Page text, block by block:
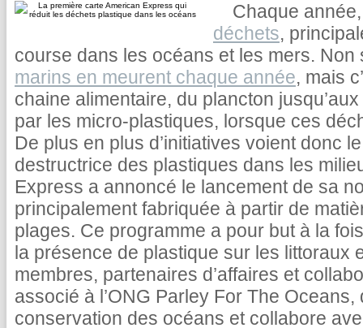
Chaque
déchets,
course dans les océans et les mers.
marins en meurent chaque année, mais
chaine alimentaire, du plancton
par les micro-plastiques, lorsque ces
De plus en plus d’initiatives voient donc
destructrice des plastiques dans les
Express a annoncé le lancement de sa
principalement fabriquée à partir de
plages. Ce programme a pour but à la
la présence de plastique sur les littoraux
membres, partenaires d’affaires et
associé à l’ONG Parley For The
conservation des océans et collabore